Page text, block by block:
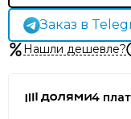
Заказ в
Нашли дешевле?
4